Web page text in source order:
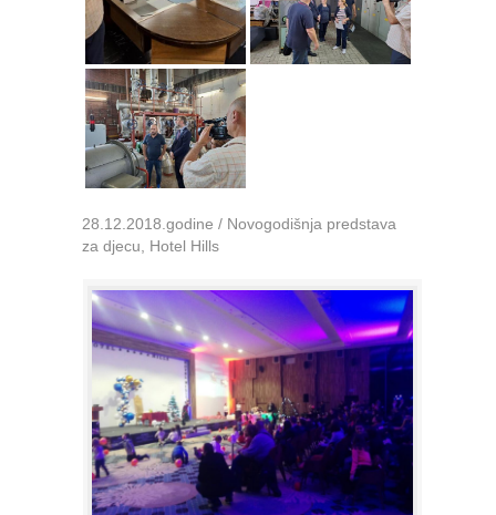
28.12.2018.godine / Novogodišnja predstava
za djecu, Hotel Hills